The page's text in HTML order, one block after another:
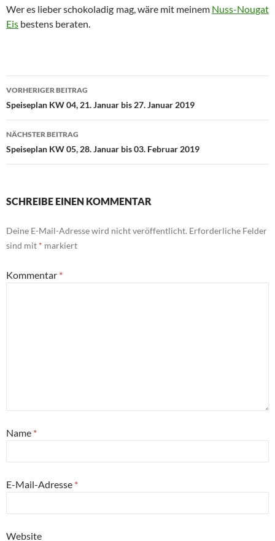
Wer es lieber schokoladig mag, wäre mit meinem Nuss-Nougat
Eis bestens beraten.
Beitragsnavigation
VORHERIGER BEITRAG
Speiseplan KW 04, 21. Januar bis 27. Januar 2019
NÄCHSTER BEITRAG
Speiseplan KW 05, 28. Januar bis 03. Februar 2019
SCHREIBE EINEN KOMMENTAR
Deine E-Mail-Adresse wird nicht veröffentlicht. Erforderliche Felder
sind mit * markiert
Kommentar *
Name *
E-Mail-Adresse *
Website